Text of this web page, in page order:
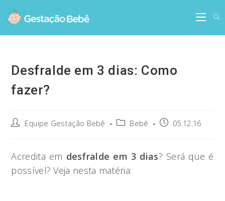
to
content
Desfralde em 3 dias: Como
fazer?
PostEquipe Gestação Bebê
PostBebê
Post05.12.16
Acredita em desfralde em 3 dias? Será que é
possível? Veja nesta matéria: